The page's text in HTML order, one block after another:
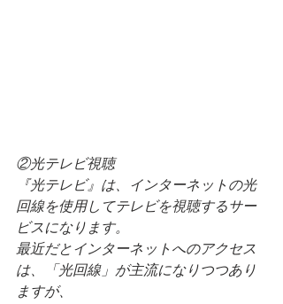
②光テレビ視聴
『光テレビ』は、インターネットの光
回線を使用してテレビを視聴するサー
ビスになります。
最近だとインターネットへのアクセス
は、「光回線」が主流になりつつあり
ますが、